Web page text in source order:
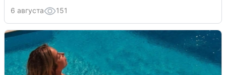
6 августа 151